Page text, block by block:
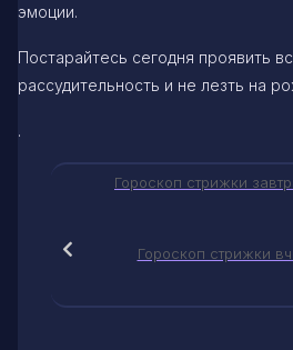
эмоции.
Постарайтесь сегодня проявить
рассудительность и не лезть на
.
Гороскоп стрижки
Гороскоп стрижки